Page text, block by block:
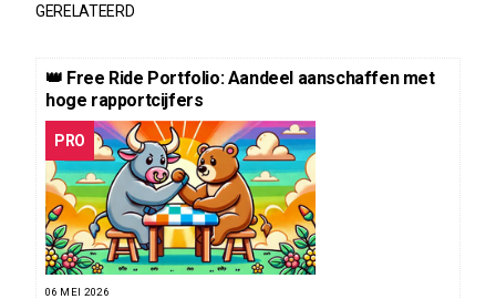
GERELATEERD
👑 Free Ride Portfolio: Aandeel aanschaffen met
hoge rapportcijfers
PRO
06 MEI 2026